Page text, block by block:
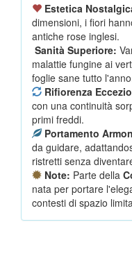
Estetica
dimensioni, i fiori
antiche rose inglesi.
Sanità Superiore:
malattie fungine ai
foglie sane tutto
Rifiorenza
con una continuità
primi freddi.
Portamento
da guidare,
ristretti senza
Note: Parte della
nata per portare
contesti di spazio